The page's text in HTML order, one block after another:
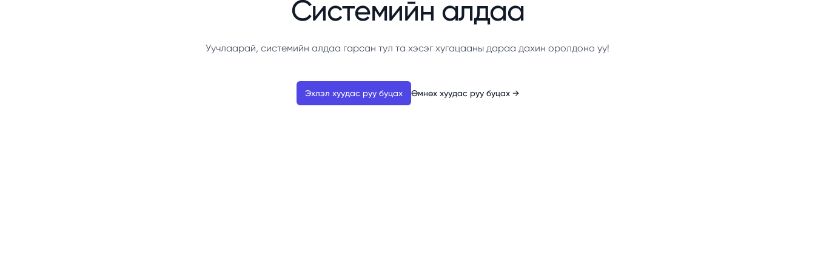
Системийн алдаа
Уучлаарай, системийн алдаа гарсан тул та хэсэг хугацааны дараа дахин оролдоно уу!
Эхлэл хуудас руу буцах Өмнөх хуудас руу буцах →